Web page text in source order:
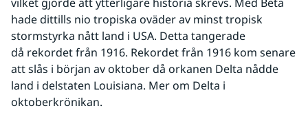
hade dittills nio tropiska oväder av minst tropisk
stormstyrka nått land i USA. Detta tangerade
då rekordet från 1916. Rekordet från 1916 kom senare
att slås i början av oktober då orkanen Delta nådde
land i delstaten Louisiana. Mer om Delta i
oktoberkrönikan.